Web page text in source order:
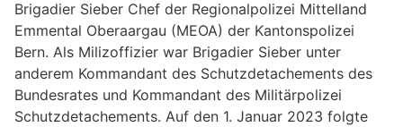
Brigadier Sieber Chef der Regionalpolizei Mittelland
Emmental Oberaargau (MEOA) der Kantonspolizei
Bern. Als Milizoffizier war Brigadier Sieber unter
anderem Kommandant des Schutzdetachements des
Bundesrates und Kommandant des Militärpolizei
Schutzdetachements. Auf den 1. Januar 2023 folgte